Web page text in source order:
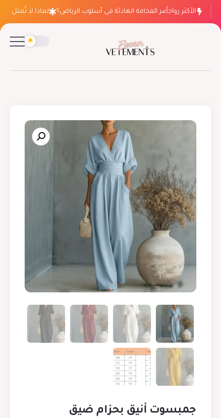
الأكثر رواجاً
لماذا ينتصر الفخامة الهادئة في أسلوب الرياض؟ لماذا لا تُمثل
جمبسوت أنيق بحزام ضيق